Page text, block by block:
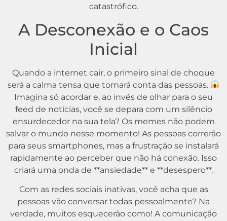
catastrófico.
A Desconexão e o Caos
Inicial
Quando a internet cair, o primeiro sinal de choque
será a calma tensa que tomará conta das pessoas.
Imagina só acordar e, ao invés de olhar para o seu
feed de notícias, você se depara com um silêncio
ensurdecedor na sua tela? Os memes não podem
salvar o mundo nesse momento! As pessoas correrão
para seus smartphones, mas a frustração se instalará
rapidamente ao perceber que não há conexão. Isso
criará uma onda de **ansiedade** e **desespero**.
Com as redes sociais inativas, você acha que as
pessoas vão conversar todas pessoalmente? Na
verdade, muitos esquecerão como! A comunicação